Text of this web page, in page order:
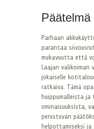
Päätelmä
Parhaan
parantaa
mukavuutta että
Laajan
jokaiselle
ratkaisu. Tämä
huippumalleista
ominaisuuksista,
perustuvan
helpottamiseksi ja